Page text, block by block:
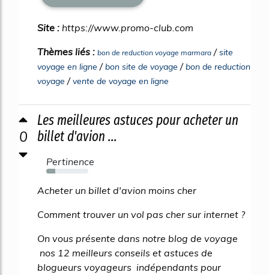
Site : https://www.promo-club.com
Thèmes liés : bon de reduction voyage marmara /site
voyage en ligne /bon site de voyage /bon de reduction
voyage /vente de voyage en ligne
0
Les meilleures astuces pour acheter un
billet d'avion ...
Pertinence
22%
Acheter un billet d'avion moins cher
Comment trouver un vol pas cher sur internet ?
On vous présente dans notre blog de voyage
nos 12 meilleurs conseils et astuces de
blogueurs voyageurs indépendants pour